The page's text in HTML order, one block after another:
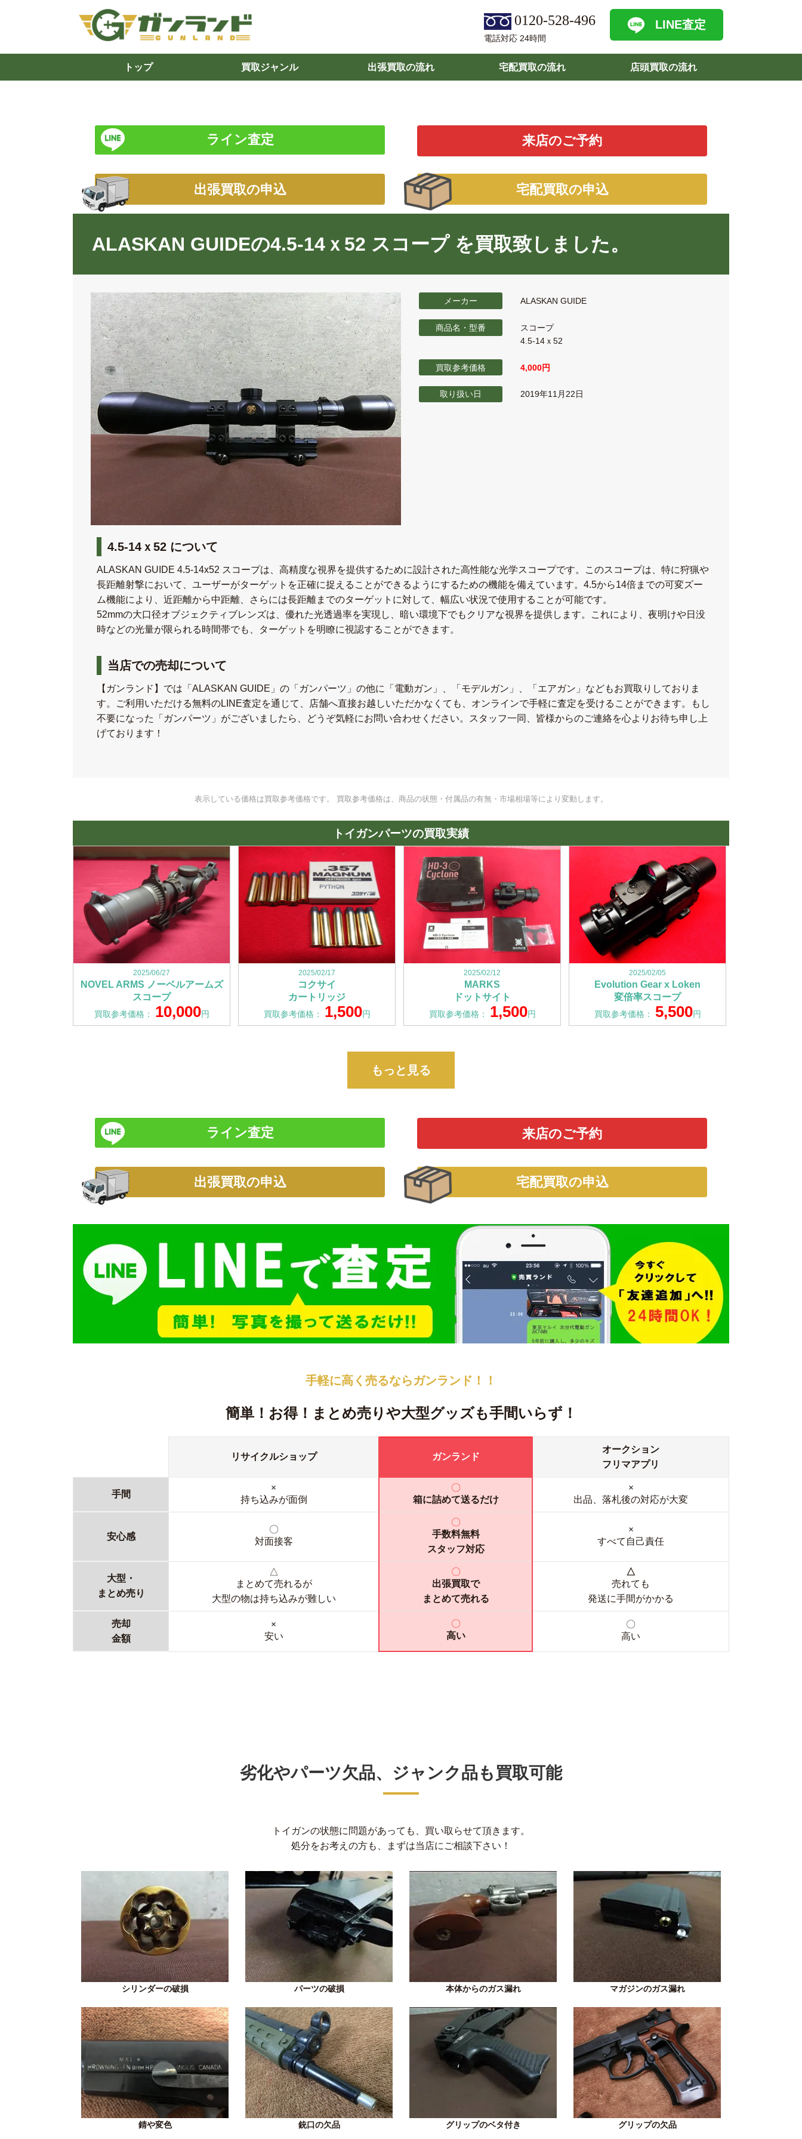
0120-528-496
電話対応 24時間
LINE査定
トップ 買取ジャンル 出張買取の流れ 宅配買取の流れ 店頭買取の流れ
ライン査定 来店のご予約
出張買取の申込 宅配買取の申込
ALASKAN GUIDEの4.5-14ｘ52 スコープ を買取致しました。
メーカー ALASKAN GUIDE
商品名・型番
スコープ
4.5-14ｘ52
買取参考価格 4,000円
取り扱い日 2019年11月22日
4.5-14ｘ52 について
ALASKAN GUIDE 4.5-14x52 スコープは、高精度な視界を提供するために設計された高性能な光学スコープです。このスコープは、特に狩猟や
長距離射撃において、ユーザーがターゲットを正確に捉えることができるようにするための機能を備えています。4.5から14倍までの可変ズー
ム機能により、近距離から中距離、さらには長距離までのターゲットに対して、幅広い状況で使用することが可能です。
52mmの大口径オブジェクティブレンズは、優れた光透過率を実現し、暗い環境下でもクリアな視界を提供します。これにより、夜明けや日没
時などの光量が限られる時間帯でも、ターゲットを明瞭に視認することができます。
当店での売却について
【ガンランド】では「ALASKAN GUIDE」の「ガンパーツ」の他に「電動ガン」、「モデルガン」、「エアガン」などもお買取りしておりま
す。ご利用いただける無料のLINE査定を通じて、店舗へ直接お越しいただかなくても、オンラインで手軽に査定を受けることができます。もし
不要になった「ガンパーツ」がございましたら、どうぞ気軽にお問い合わせください。スタッフ一同、皆様からのご連絡を心よりお待ち申し上
げております！
表示している価格は買取参考価格です。 買取参考価格は、商品の状態・付属品の有無・市場相場等により変動します。
トイガンパーツの買取実績
2025/06/27
NOVEL ARMS ノーベルアームズ
スコープ
買取参考価格： 10,000円
2025/02/17
コクサイ
カートリッジ
買取参考価格： 1,500円
2025/02/12
MARKS
ドットサイト
買取参考価格： 1,500円
2025/02/05
Evolution Gear x Loken
変倍率スコープ
買取参考価格： 5,500円
もっと見る
ライン査定 来店のご予約
出張買取の申込 宅配買取の申込
手軽に高く売るならガンランド！！
簡単！お得！ まとめ売りや大型グッズも手間いらず！
リサイクルショップ ガンランド
オークション
フリマアプリ
手間
×
持ち込みが面倒
〇
箱に詰めて送るだけ
×
出品、落札後の対応が大変
安心感
〇
対面接客
〇
手数料無料
スタッフ対応
×
すべて自己責任
大型・
まとめ売り
△
まとめて売れるが
大型の物は持ち込みが難しい
〇
出張買取で
まとめて売れる
△
売れても
発送に手間がかかる
売却
金額
×
安い
〇
高い
〇
高い
劣化やパーツ欠品、 ジャンク品も買取可能
トイガンの状態に問題があっても、買い取らせて頂きます。
処分をお考えの方も、まずは当店にご相談下さい！
シリンダーの破損 パーツの破損 本体からのガス漏れ マガジンのガス漏れ
錆や変色 銃口の欠品 グリップのベタ付き グリップの欠品